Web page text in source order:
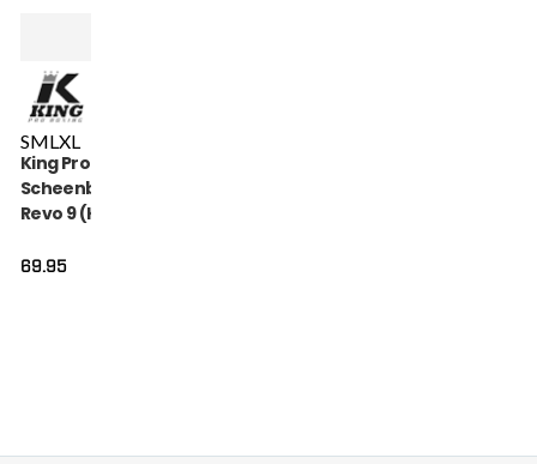
SML XL
King Pro Boxing
Scheenbeschermers
Revo 9 (KPB SG REVO
69.95